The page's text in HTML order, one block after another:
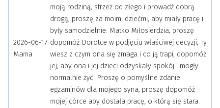
2026-06-17
Mama
moją rodziną, strzeż od złego i prowadź dobrą
drogą, proszę za moimi dziećmi, aby miały pracę i
były samodzielnie. Matko Miłosierdzia, proszę
dopomóż Dorotce w podjęciu właściwej decyzji, Ty
wiesz z czym ona się zmaga i co ją trapi, dopomóż
jej, aby ona i jej dzieci odzyskały spokój i mogły
normalnie żyć. Proszę o pomyślne zdanie
egzaminów dla mojego syna, proszę dopomóż
mojej córce aby dostała pracę, o którą się stara.